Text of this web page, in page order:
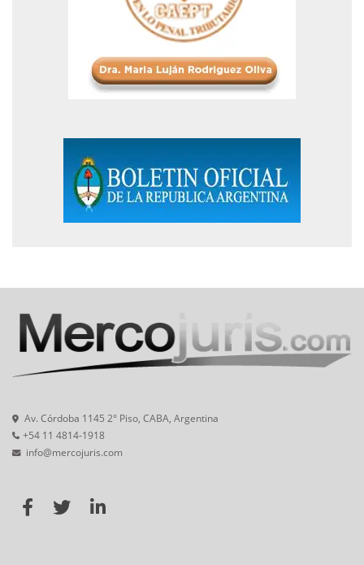
Av. Córdoba 1145 2° Piso, CABA, Argentina
+54 11 4814-1918
info@mercojuris.com